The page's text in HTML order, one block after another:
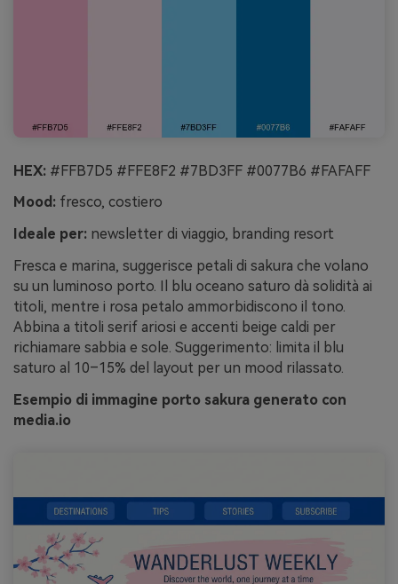
HEX: #FFB7D5 #FFE8F2 #7BD3FF #0077B6 #FAFAFF
Mood: fresco, costiero
Ideale per: newsletter di viaggio, branding resort
Fresca e marina, suggerisce petali di sakura che volano
su un luminoso porto. Il blu oceano saturo dà solidità ai
titoli, mentre i rosa petalo ammorbidiscono il tono.
Abbina a titoli serif ariosi e accenti beige caldi per
richiamare sabbia e sole. Suggerimento: limita il blu
saturo al 10–15% del layout per un mood rilassato.
Esempio di immagine porto sakura generato con
media.io